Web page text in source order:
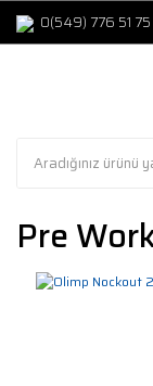
0(549) 776 51 75
Pre